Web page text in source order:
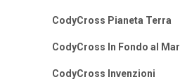
CodyCross Pianeta Terra
CodyCross In Fondo al Mar
CodyCross Invenzioni